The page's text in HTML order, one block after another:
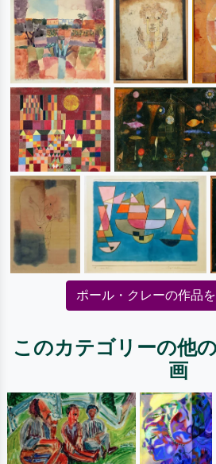
ポール・クレーの作品
このカテゴリーの他
画